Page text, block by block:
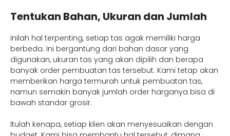
Tentukan Bahan, Ukuran dan Jumlah
Inilah hal terpenting, setiap tas agak memiliki harga
berbeda. Ini bergantung dari bahan dasar yang
digunakan, ukuran tas yang akan dipilih dan berapa
banyak order pembuatan tas tersebut. Kami tetap akan
memberikan harga termurah untuk pembuatan tas,
namun semakin banyak jumlah order harganya bisa di
bawah standar grosir.
Itulah kenapa, setiap klien akan menyesuaikan dengan